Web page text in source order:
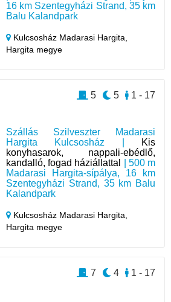
16 km Szentegyházi Strand, 35 km
Balu Kalandpark
Kulcsosház Madarasi Hargita,
Hargita megye
Szállás Szilveszter Madarasi
Hargita Kulcsosház |
Kis
konyhasarok, nappali-ebédlő,
kandalló, fogad háziállattal
| 500 m
Madarasi Hargita-sípálya, 16 km
Szentegyházi Strand, 35 km Balu
Kalandpark
Kulcsosház Madarasi Hargita,
Hargita megye
1 - 17
5
5
1 - 17
4
7